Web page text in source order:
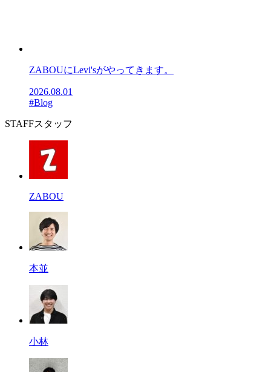
ZABOUにLevi'sがやってきます。
2026.08.01
#Blog
STAFFスタッフ
ZABOU
本並
小林